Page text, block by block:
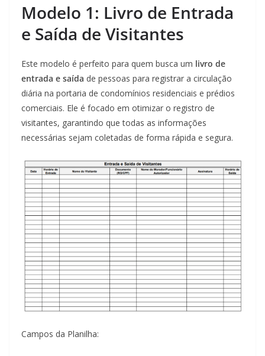
Modelo 1: Livro de Entrada
e Saída de Visitantes
Este modelo é perfeito para quem busca um livro de
entrada e saída de pessoas para registrar a circulação
diária na portaria de condomínios residenciais e prédios
comerciais. Ele é focado em otimizar o registro de
visitantes, garantindo que todas as informações
necessárias sejam coletadas de forma rápida e segura.
Campos da Planilha: